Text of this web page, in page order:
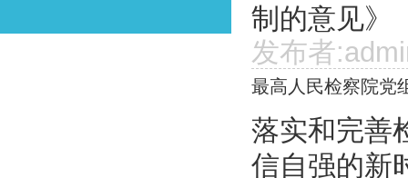
制的意见》
发布者
最高人民检察院党
落实和完善
信自强的新